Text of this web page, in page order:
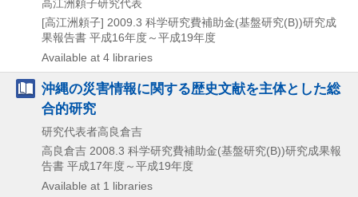
高江洲頼子研究代表
[高江洲頼子] 2009.3 科学研究費補助金(基盤研究(B))研究成
果報告書 平成16年度～平成19年度
Available at 4 libraries
沖縄の災害情報に関する歴史文献を主体とした総
合的研究
研究代表者高良倉吉
高良倉吉 2008.3 科学研究費補助金(基盤研究(B))研究成果報
告書 平成17年度～平成19年度
Available at 1 libraries